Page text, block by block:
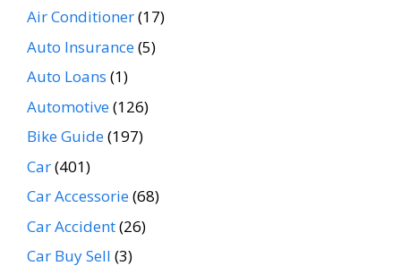
Air Conditioner(17)
Auto Insurance(5)
Auto Loans (1)
Automotive(126)
Bike Guide(197)
Car(401)
Car Accessorie(68)
Car Accident(26)
Car Buy Sell (3)